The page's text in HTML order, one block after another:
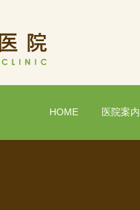
HOME 医院案内